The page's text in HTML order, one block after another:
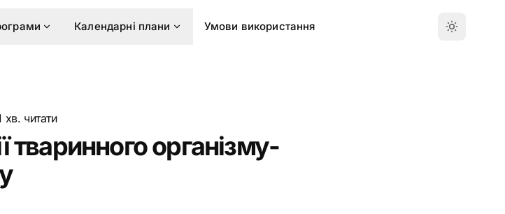
Календарні плани Умови використання
хв. читати
тваринного організму-